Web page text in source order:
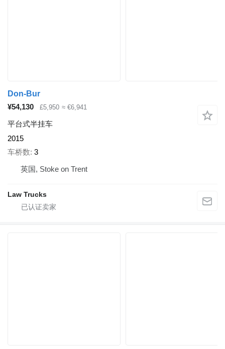
Don-Bur
¥54,130
£5,950 ≈ €6,941
平台式半挂车
2015
车桥数 3
英国, Stoke on Trent
Law Trucks